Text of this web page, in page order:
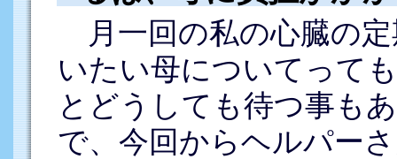
月一回の私の心臓の
いたい母についてって
とどうしても待つ事も
で、今回からヘルパー